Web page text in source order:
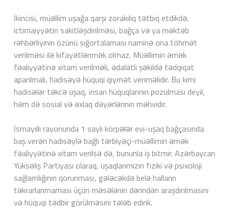
İkincisi, müəllim uşağa qarşı zorakılıq tətbiq etdikdə,
ictimaiyyətin sakitləşdirilməsi, bağça və ya məktəb
rəhbərliyinin özünü sığortalaması naminə ona töhmət
verilməsi ilə kifayətlənmək olmaz. Müəllimin əmək
fəaliyyətinə xitam verilməli, ədalətli şəkildə tədqiqat
aparılmalı, hadisəyə hüquqi qiymət veriməlidir. Bu kimi
hadisələr təkcə uşaq, insan hüquqlarının pozulması deyil,
həm də sosial və əxlaq dəyərlərinin məhvidir.
İsmayıllı rayonunda 1 saylı körpələr evi-uşaq bağçasında
baş verən hadisəylə bağlı tərbiyəçi-müəllimin əmək
fəaliyyətinə xitam verilsə də, bununla iş bitmir. Azərbaycan
Yüksəliş Partiyası olaraq, uşaqlarımızın fiziki və psixoloji
sağlamlığının qorunması, gələcəkdə belə halların
təkrarlanmaması üçün məsələnin dərindən araşdırılmasını
və hüquqi tədbir görülməsini tələb edirik.